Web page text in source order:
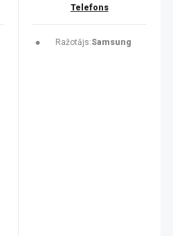
Telefons
Ražotājs:Samsung